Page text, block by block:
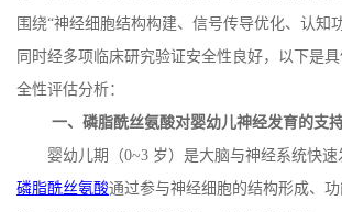
围绕“神经细胞结构构建、信号传导优化、认知
同时经多项临床研究验证安全性良好，以下是
全性评估分析：
一、磷脂酰丝氨酸对婴幼儿神经发育的支
婴幼儿期（0~3 岁）是大脑与神经系统快速
磷脂酰丝氨酸通过参与神经细胞的结构形成、